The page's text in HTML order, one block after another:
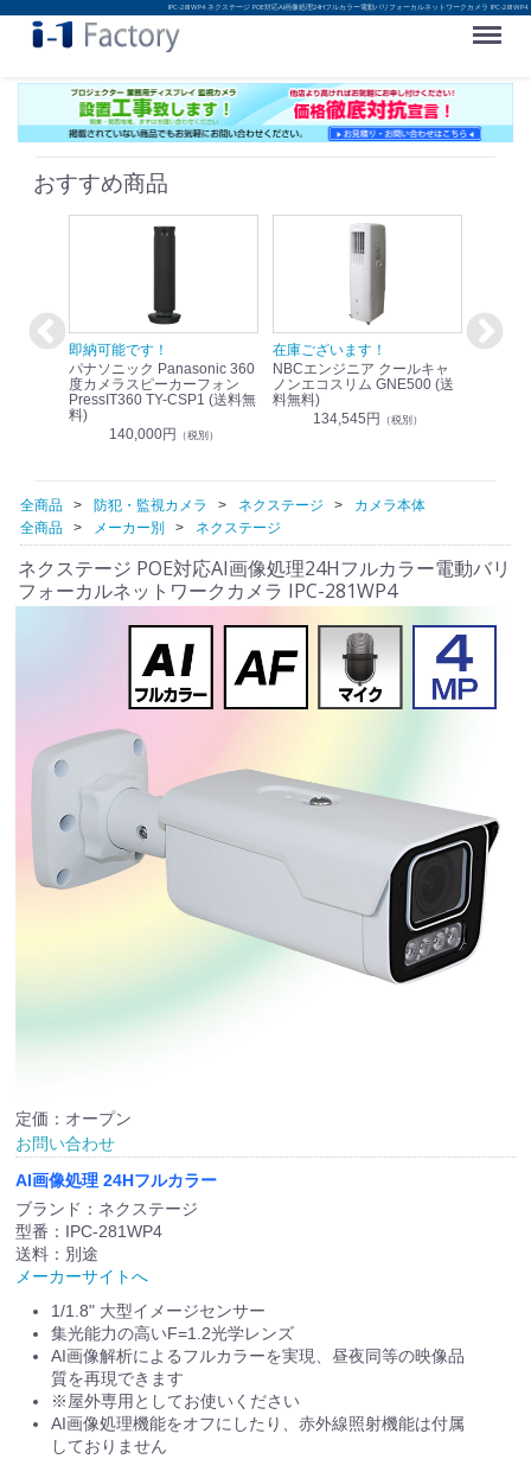
IPC-281WP4 ネクステージ POE対応AI画像処理24Hフルカラー電動バリフォーカルネットワークカメラ IPC-281WP4
Menu
おすすめ商品
即納可能です！
パナソニック Panasonic 360
度カメラスピーカーフォン
PressIT360 TY-CSP1 (送料無
料)
140,000円 （税別）
在庫ございます！
NBCエンジニア クールキャ
ノンエコスリム GNE500 (送
料無料)
134,545円 （税別）
即納可
全商品 防犯・監視カメラ ネクステージ
カメラ本体
全商品
メーカー別 ネクステージ
ネクステージ POE対応AI画像処理24Hフルカラー電動バリ
フォーカルネットワークカメラ IPC-281WP4
定価：オープン
お問い合わせ
AI画像処理 24Hフルカラー
ブランド：ネクステージ
型番：IPC-281WP4
送料：別途
メーカーサイトへ
1/1.8" 大型イメージセンサー
集光能力の高いF=1.2光学レンズ
AI画像解析によるフルカラーを実現、昼夜同等の映像品
質を再現できます
※屋外専用としてお使いください
AI画像処理機能をオフにしたり、赤外線照射機能は付属
しておりません